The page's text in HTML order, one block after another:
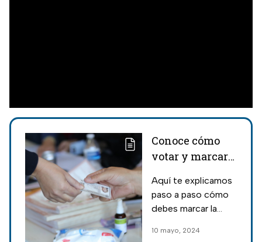
Conoce cómo
votar y marcar
electoral en las
elecciones 2024
Aquí te explicamos
paso a paso cómo
debes marcar la
para que puedas
10 mayo, 2024